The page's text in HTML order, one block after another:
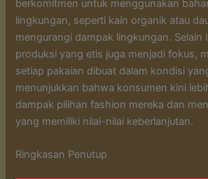
berkomitmen untuk menggunakan
lingkungan, seperti kain organik atau
mengurangi dampak lingkungan. Selain
produksi yang etis juga menjadi fokus,
setiap pakaian dibuat dalam kondisi
menunjukkan bahwa konsumen kini
dampak pilihan fashion mereka dan
yang memiliki nilai-nilai keberlanjutan.
Ringkasan Penutup